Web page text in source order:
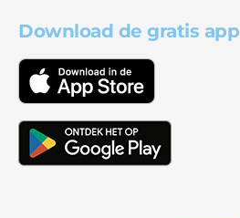
Download de gratis app